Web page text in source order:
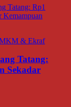
& Ekraf
Tatang:
Sekadar